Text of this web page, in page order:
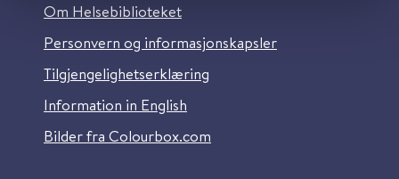
Om Helsebiblioteket
Personvern og informasjonskapsler
Tilgjengelighetserklæring
Information in English
Bilder fra Colourbox.com